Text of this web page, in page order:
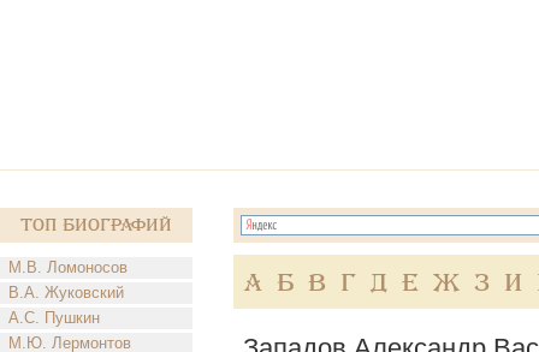
Топ Биографий
М.В. Ломоносов
В.А. Жуковский
А.С. Пушкин
М.Ю. Лермонтов
А Б В Г Д Е Ж З И